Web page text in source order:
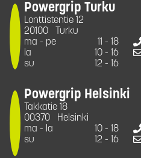
Powergrip Turku
Lonttistentie 12
20100
Turku
ma - pe
11 - 18
la
10 - 16
su
12 - 16
Powergrip Helsinki
Takkatie 18
00370
Helsinki
ma - la
10 - 18
su
12 - 16